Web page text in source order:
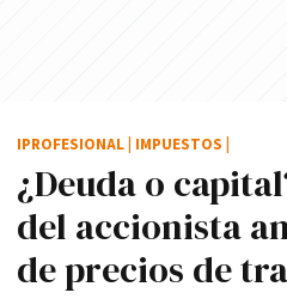
¿Deuda o
del accionista
de precios de
IPROFESIONAL IMPUESTOS